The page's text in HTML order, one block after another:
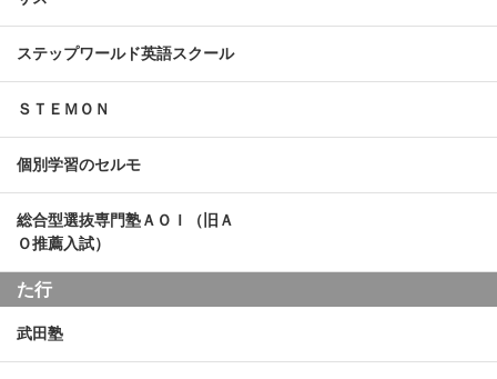
ステップワールド英語スクール
ＳＴＥＭＯＮ
個別学習のセルモ
総合型選抜専門塾ＡＯＩ（旧Ａ
Ｏ推薦入試）
た行
武田塾